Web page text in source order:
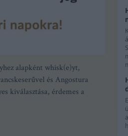
alapként whisk(e)yt,
és Angostura
kiválasztása, érdemes a